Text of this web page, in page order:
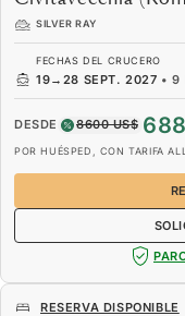
SILVER RAY
FECHAS DEL CRUCERO
19→ 28 SEPT. 2027 •9
DESDE 8600 US$
POR HUÉSPED, CON TARIFA
RESERVA DISPONIBLE